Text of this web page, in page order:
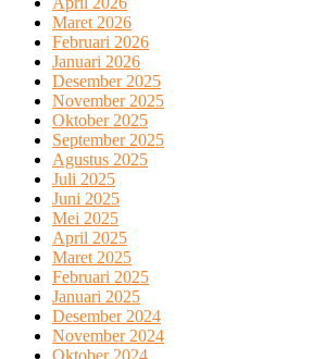
Maret 2026
Februari 2026
Januari 2026
Desember 2025
November 2025
Oktober 2025
September 2025
Agustus 2025
Juli 2025
Juni 2025
Mei 2025
April 2025
Maret 2025
Februari 2025
Januari 2025
Desember 2024
November 2024
Oktober 2024